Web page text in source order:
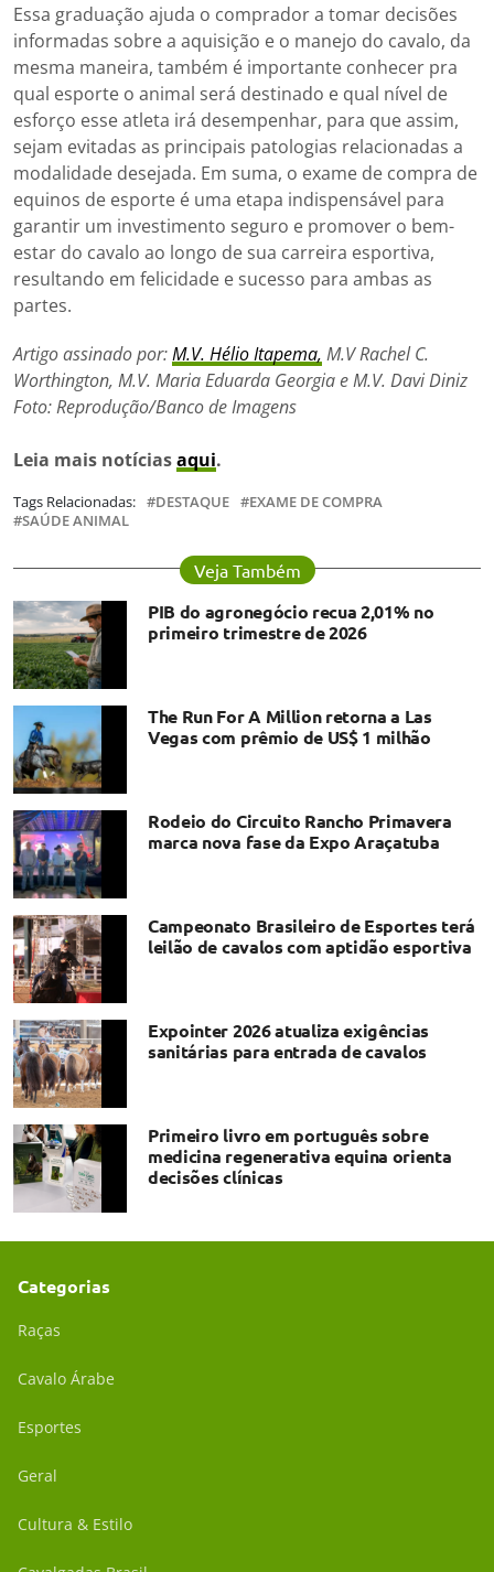
Essa graduação ajuda o comprador a tomar decisões
informadas sobre a aquisição e o manejo do cavalo, da
mesma maneira, também é importante conhecer pra
qual esporte o animal será destinado e qual nível de
esforço esse atleta irá desempenhar, para que assim,
sejam evitadas as principais patologias relacionadas a
modalidade desejada. Em suma, o exame de compra de
equinos de esporte é uma etapa indispensável para
garantir um investimento seguro e promover o bem-
estar do cavalo ao longo de sua carreira esportiva,
resultando em felicidade e sucesso para ambas as
partes.
Artigo assinado por:M.V. Hélio Itapema, M.V Rachel C.
Worthington, M.V. Maria Eduarda Georgia e M.V. Davi Diniz
Foto: Reprodução/Banco de Imagens
Leia mais notíciasaqui.
Tags Relacionadas: DESTAQUE
EXAME DE COMPRA
SAÚDE ANIMAL
Veja Também
PIB do agronegócio recua 2,01% no
primeiro trimestre de 2026
The Run For A Million retorna a Las
Vegas com prêmio de US$ 1 milhão
Rodeio do Circuito Rancho Primavera
marca nova fase da Expo Araçatuba
Campeonato Brasileiro de Esportes terá
leilão de cavalos com aptidão esportiva
Expointer 2026 atualiza exigências
sanitárias para entrada de cavalos
Primeiro livro em português sobre
medicina regenerativa equina orienta
decisões clínicas
Categorias
Raças
Cavalo Árabe
Esportes
Geral
Cultura & Estilo